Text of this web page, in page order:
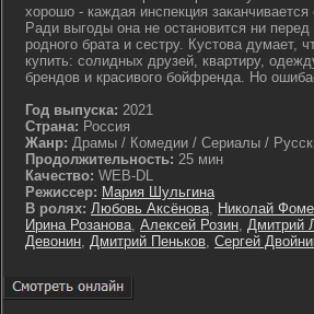
хорошо - каждая инспекция
Ради выгоды она не остановится ни
родного брата и сестру. Кустова думает,
купить: солидных друзей, квартиру,
брендов и красивого бойфренда. Но
Год выпуска: 2021
Страна: Россия
Жанр: Драмы / Комедии / Сериалы /
Продолжительность: 25 мин
Качество: WEB-DL
Режиссер: Мария Шульгина
В ролях: Любовь Аксёнова, Николай
Ирина Розанова, Алексей Розин, Дмитрий
Девонин, Дмитрий Пеньков, Сергей